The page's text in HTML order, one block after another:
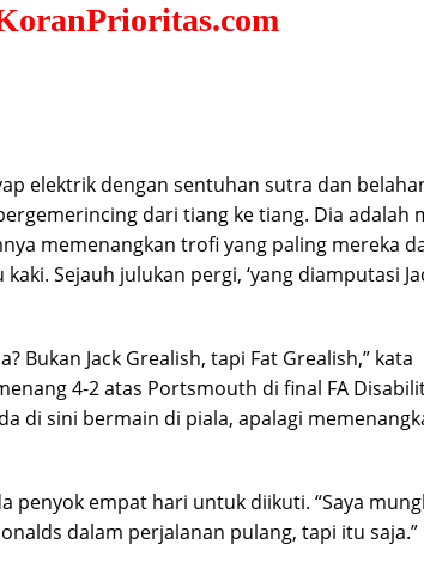
elektrik dengan sentuhan sutra dan
dari tiang ke tiang. Dia adalah
memenangkan trofi yang paling mereka
Sejauh julukan pergi, ‘yang diamputasi
Bukan Jack Grealish, tapi Fat Grealish,” kata
4-2 atas Portsmouth di final FA
di sini bermain di piala, apalagi
penyok empat hari untuk diikuti. “Saya
dalam perjalanan pulang, tapi itu saja.”